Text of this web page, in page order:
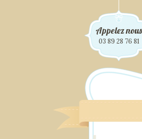
Appelez nous
03 89 28 76 81